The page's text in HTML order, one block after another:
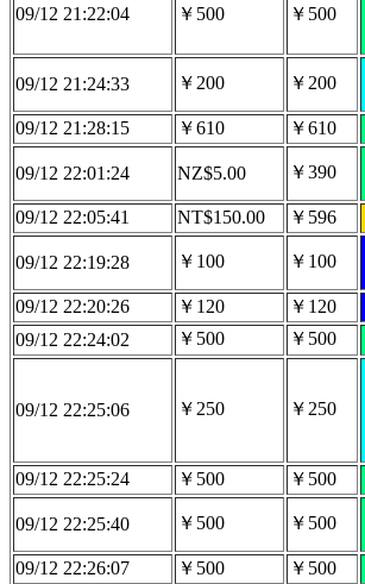
09/12 21:22:04 ￥500 ￥500
09/12 21:24:33 ￥200 ￥200
09/12 21:28:15 ￥610 ￥610
09/12 22:01:24 NZ$5.00 ￥390
09/12 22:05:41 NT$150.00 ￥596
09/12 22:19:28 ￥100 ￥100
09/12 22:20:26 ￥120 ￥120
09/12 22:24:02 ￥500 ￥500
09/12 22:25:06 ￥250 ￥250
09/12 22:25:24 ￥500 ￥500
09/12 22:25:40 ￥500 ￥500
09/12 22:26:07 ￥500 ￥500